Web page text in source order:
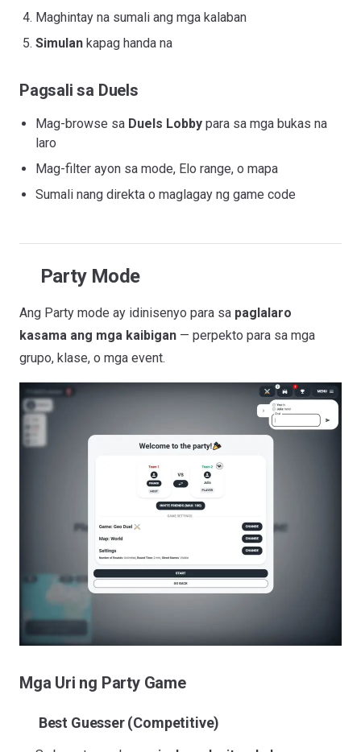
Maghintay na sumali ang mga kalaban
Simulan kapag handa na
Pagsali sa Duels
Mag-browse sa Duels Lobby para sa mga bukas na
laro
Mag-filter ayon sa mode, Elo range, o mapa
Sumali nang direkta o maglagay ng game code
Party Mode
Ang Party mode ay idinisenyo para sa paglalaro
kasama ang mga kaibigan — perpekto para sa mga
grupo, klase, o mga event.
Mga Uri ng Party Game
Best Guesser (Competitive)